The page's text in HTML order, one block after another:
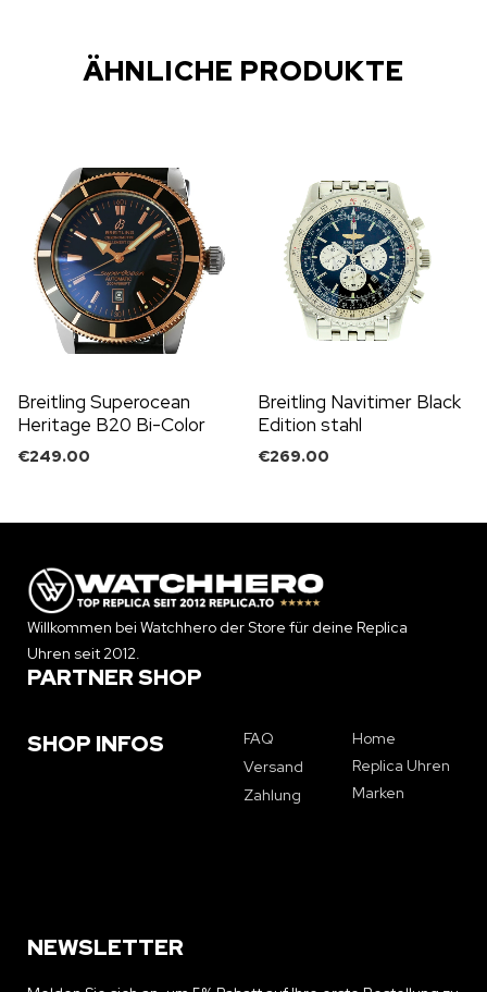
ÄHNLICHE PRODUKTE
Breitling Superocean
Heritage B20 Bi-Color
42mm
€249.00
Breitling Navitimer Black
Edition stahl
€269.00
Willkommen bei Watchhero der Store für deine Replica
Uhren seit 2012.
PARTNER SHOP
SHOP INFOS
FAQ
Versand
Zahlung
Home
Replica Uhren
Marken
NEWSLETTER